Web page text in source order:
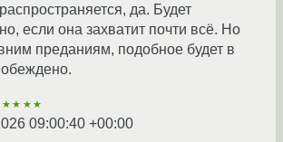
да. Будет
если она захватит почти всё. Но
преданиям, подобное будет в
09:00:40 +00:00